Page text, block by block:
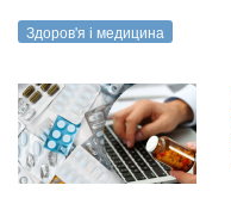
Здоров'я і медицина